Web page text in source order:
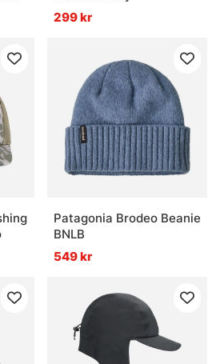
299 kr
Patagonia Brodeo Beanie
BNLB
549 kr